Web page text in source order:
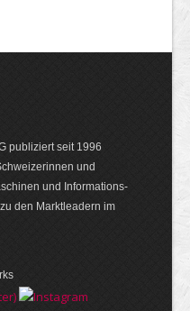
publiziert seit 1996
und
und Informations­
den Marktleadern im